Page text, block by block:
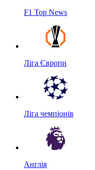
F1 Top News
Ліга Європи
Ліга чемпіонів
Англія